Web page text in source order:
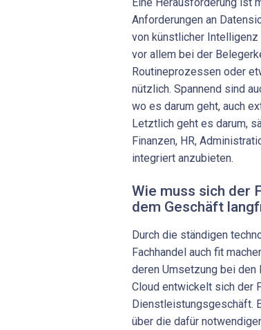
Anforderungen an
von künstlicher
vor allem bei der
Routineprozessen oder
nützlich. Spannend sind
wo es darum geht, auch
Letztlich geht es darum,
Finanzen, HR,
integriert anzubieten.
Wie muss sich der
dem Geschäft
Durch die ständigen
Fachhandel auch fit
deren Umsetzung bei den
Cloud entwickelt sich der
Dienstleistungsgeschäft.
über die dafür